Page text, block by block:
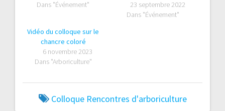
Dans "Événement"
23 septembre 2022
Dans "Événement"
Vidéo du colloque sur le
chancre coloré
6 novembre 2023
Dans "Arboriculture"
Colloque Rencontres d'arboriculture